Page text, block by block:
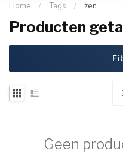
Home / Tags / zen
Producten
Geen